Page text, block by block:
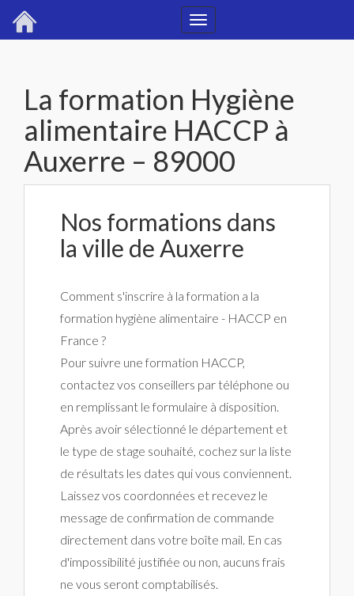
Toggle
La formation Hygiène
alimentaire HACCP à
Auxerre – 89000
Nos formations dans
la ville de Auxerre
Comment s'inscrire à la formation a la
formation hygiène alimentaire - HACCP en
France ?
Pour suivre une formation HACCP,
contactez vos conseillers par téléphone ou
en remplissant le formulaire à disposition.
Après avoir sélectionné le département et
le type de stage souhaité, cochez sur la liste
de résultats les dates qui vous conviennent.
Laissez vos coordonnées et recevez le
message de confirmation de commande
directement dans votre boîte mail. En cas
d'impossibilité justifiée ou non, aucuns frais
ne vous seront comptabilisés.